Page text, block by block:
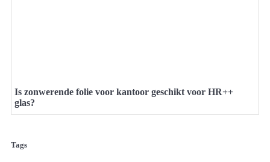
Is zonwerende folie voor kantoor geschikt voor HR++
glas?
Tags